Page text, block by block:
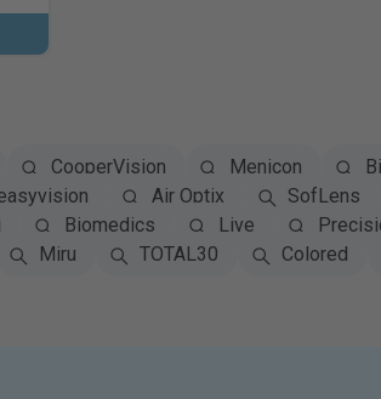
CooperVision Menicon
Air Optix SofLens
Biomedics Live
Miru TOTAL30 Colored